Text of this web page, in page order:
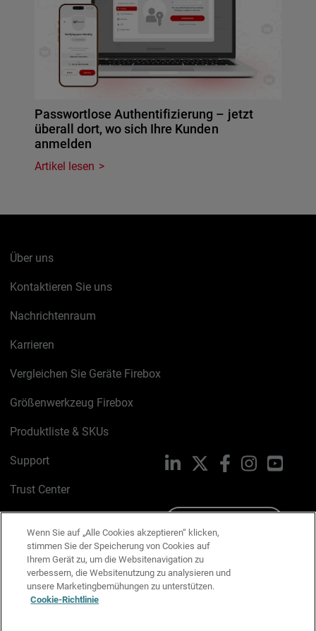
Passwortlose Authentifizierung – jetzt
überall dort, wo sich Ihre Kunden
anmelden
Artikel lesen
Über uns
Kontaktieren Sie uns
Nachrichtenraum
Karrieren
Vergleichen Sie Geräte Firebox
Größenwerkzeug Firebox
Produktliste & SKUs
Support
Trust Center
Cookie-Richtlinie
Datenschutzrichtlinie
Media & Brand Kit
LinkedIn FacebookInstagram
Wenn Sie auf „Alle Cookies akzeptieren“ klicken,
stimmen Sie der Speicherung von Cookies auf
Ihrem Gerät zu, um die Websitenavigation zu
verbessern, die Websitenutzung zu analysieren und
unsere Marketingbemühungen zu unterstützen.
Cookie-Richtlinie